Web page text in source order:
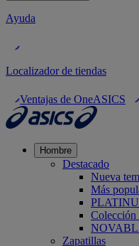
Ayuda
Localizador de tiendas
Ventajas de OneASICS
Hombre
Destacado
Nueva
Más
Zapatillas